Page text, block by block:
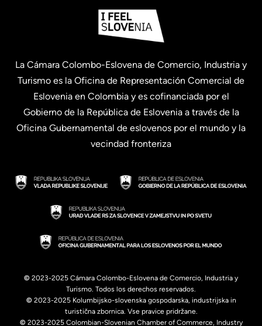
La Cámara Colombo-Eslovena de Comercio, Industria y
Turismo es la Oficina de Representación Comercial de
Eslovenia en Colombia y es cofinanciada por el
Gobierno de la República de Eslovenia a través de la
Oficina Gubernamental de eslovenos por el mundo y la
vecindad fronteriza
© 2023-2025 Cámara Colombo-Eslovena de Comercio, Industria y
Turismo. Todos los derechos reservados.
© 2023-2025 Kolumbijsko-slovenska gospodarska, industrijska in
turistična zbornica. Vse pravice pridržane.
© 2023-2025 Colombian-Slovenian Chamber of Commerce, Industry